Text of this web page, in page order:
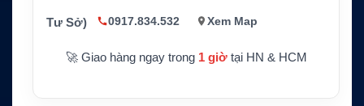
Ghi chú
Không bao gồm điện thoại Iridium Extr
eme 9575
Tư Sở) 0917.834.532 Xem Map
🚀 Giao hàng ngay trong 1 giờtại HN & HCM